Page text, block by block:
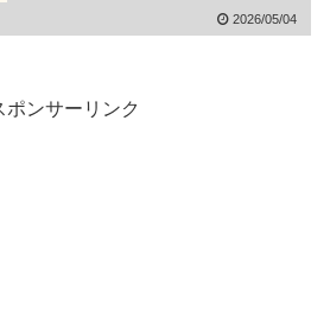
2026/05/04
ポンサーリンク